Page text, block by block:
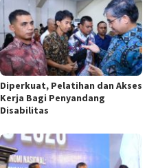
Diperkuat, Pelatihan dan Akses
Kerja Bagi Penyandang
Disabilitas